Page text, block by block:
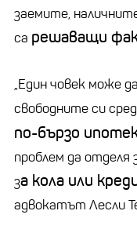
заемите,
са решаващи
„Един човек може
свободните си
по-бързо
проблем да отделя
за кола или
адвокатът Лесли